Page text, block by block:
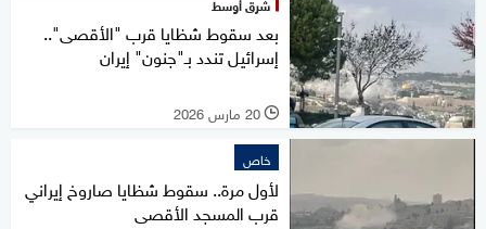
بعد سقوط شظايا قرب "الأقصى"..
إسرائيل تندد بـ"جنون" إيران
l 20 مارس 2026
خاص
لأول مرة.. سقوط شظايا صاروخ إيراني
قرب المسجد الأقصى